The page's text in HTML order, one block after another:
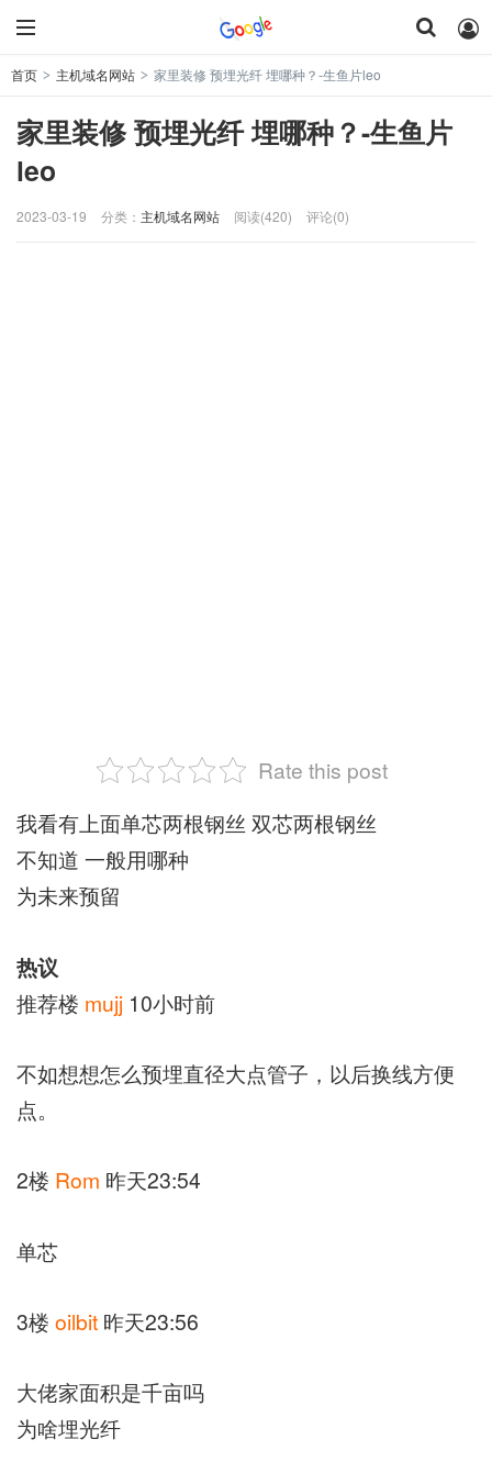
首页 > 主机域名网站 > 家里装修 预埋光纤 埋哪种？-生鱼片leo
家里装修 预埋光纤 埋哪种？-生鱼片
leo
2023-03-19 分类： 主机域名网站 阅读(420) 评论(0)
Rate this post
我看有上面单芯两根钢丝 双芯两根钢丝
不知道 一般用哪种
为未来预留
热议
推荐楼 mujj 10小时前
不如想想怎么预埋直径大点管子，以后换线方便
点。
2楼 Rom 昨天23:54
单芯
3楼 oilbit 昨天23:56
大佬家面积是千亩吗
为啥埋光纤